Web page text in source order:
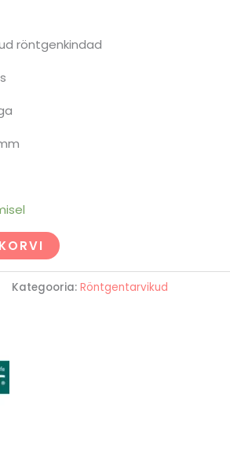
röntgenkindad
Kategooria:Röntgentarvikud